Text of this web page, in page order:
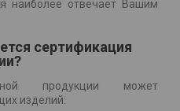
наиболее отвечает Вашим
сертификация
продукции может
изделий: